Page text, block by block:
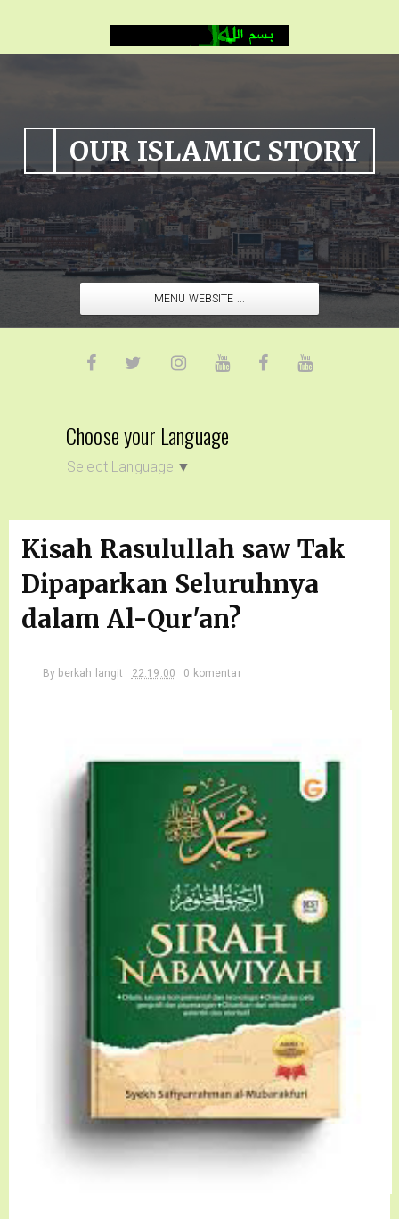
OUR ISLAMIC STORY
MENU WEBSITE ...
Choose your Language
Select Language ▼
Kisah Rasulullah saw Tak
Dipaparkan Seluruhnya
dalam Al-Qur'an?
By berkah langit 22.19.00 0 komentar